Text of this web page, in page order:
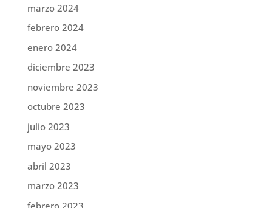
marzo 2024
febrero 2024
enero 2024
diciembre 2023
noviembre 2023
octubre 2023
julio 2023
mayo 2023
abril 2023
marzo 2023
febrero 2023